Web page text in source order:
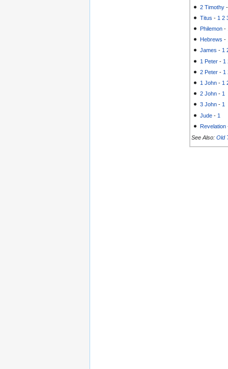
2 Timothy
Titus - 1 2
Philemon -
Hebrews -
James - 1
1 Peter - 1
2 Peter - 1
1 John - 1
2 John - 1
3 John -1
Jude - 1
Revelation
See Also: Old